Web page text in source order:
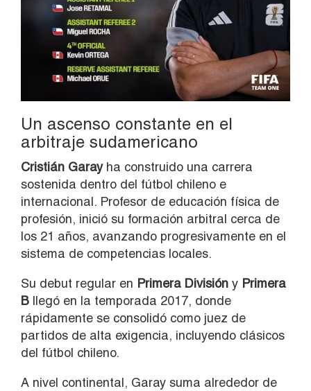
Un ascenso constante en el
arbitraje sudamericano
Cristián Garayha construido una carrera
sostenida dentro del fútbol chileno e
internacional. Profesor de educación física de
profesión, inició su formación arbitral cerca de
los 21 años, avanzando progresivamente en el
sistema de competencias locales.
Su debut regular en Primera División y Primera
B llegó en la temporada 2017, donde
rápidamente se consolidó como juez de
partidos de alta exigencia, incluyendo clásicos
del fútbol chileno.
A nivel continental, Garay suma alrededor de